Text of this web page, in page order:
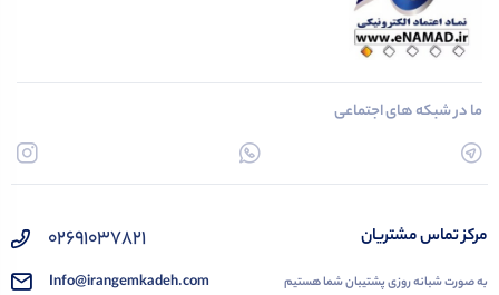
ما در شبکه های اجتماعی
مرکز تماس مشتریان
به صورت شبانه روزی پشتیبان شما هستیم
02691037821
Info@irangemkadeh.com